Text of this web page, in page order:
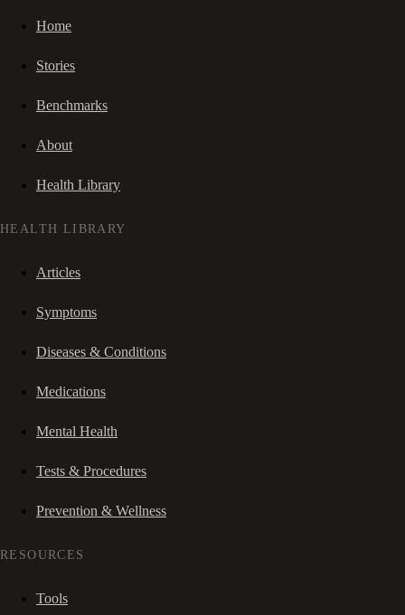
Home
Stories
Benchmarks
About
Health Library
HEALTH LIBRARY
Articles
Symptoms
Diseases & Conditions
Medications
Mental Health
Tests & Procedures
Prevention & Wellness
RESOURCES
Tools